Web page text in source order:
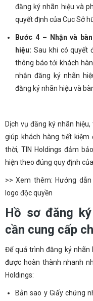
đăng ký nhãn hiệu và
quyết định của Cục Sở
Bước 4 – Nhận và
hiệu: Sau khi có quyết
thông báo tới khách
nhận đăng ký nhãn
đăng ký nhãn hiệu và
Dịch vụ đăng ký nhãn
giúp khách hàng tiết kiệm
thời, TIN Holdings đảm
hiện theo đúng quy định
>> Xem thêm: Hướng dẫn
logo độc quyền
Hồ sơ đăng
cần cung cấp
Để quá trình đăng ký nhãn
được hoàn thành nhanh
Holdings:
Bản sao y Giấy chứng